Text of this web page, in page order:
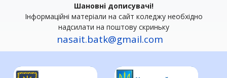
Шановні дописувачі!
Інформаційні матеріали на сайт коледжу необхідно
надсилати на поштову скриньку
nasait.batk@gmail.com